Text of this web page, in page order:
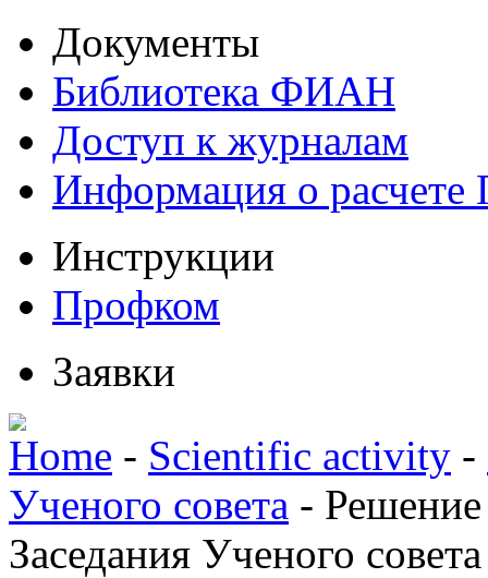
Документы
Библиотека ФИАН
Доступ к журналам
Информация о
Инструкции
Профком
Заявки
Home - Scientific activity -
Ученого совета - Решение
Заседания Ученого